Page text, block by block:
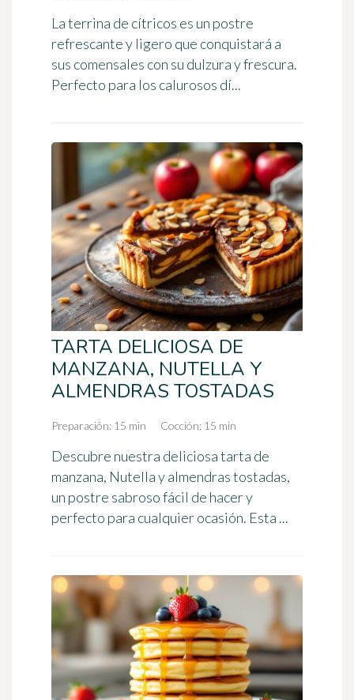
La terrina de cítricos es un postre
refrescante y ligero que conquistará a
sus comensales con su dulzura y frescura.
Perfecto para los calurosos dí...
TARTA DELICIOSA DE
MANZANA, NUTELLA Y
ALMENDRAS TOSTADAS
Preparación: 15 min Cocción: 15 min
Descubre nuestra deliciosa tarta de
manzana, Nutella y almendras tostadas,
un postre sabroso fácil de hacer y
perfecto para cualquier ocasión. Esta ...